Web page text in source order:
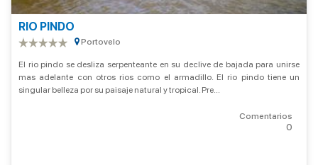
RIO PINDO
Portovelo
El rio pindo se desliza serpenteante en su declive de bajada para unirse
mas adelante con otros rios como el armadillo. El rio pindo tiene un
singular belleza por su paisaje natural y tropical. Pre...
Comentarios
0